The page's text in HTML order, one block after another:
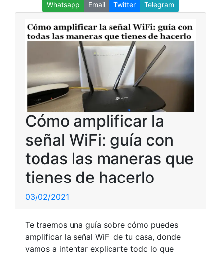
Whatsapp Email Twitter Telegram
Cómo amplificar la
señal WiFi: guía con
todas las maneras que
tienes de hacerlo
03/02/2021
Te traemos una guía sobre cómo puedes
amplificar la señal WiFi de tu casa, donde
vamos a intentar explicarte todo lo que